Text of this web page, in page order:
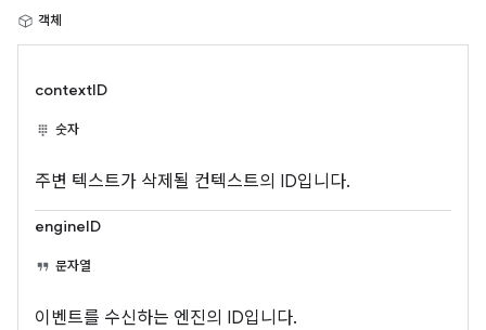
객체
contextID
숫자
주변 텍스트가 삭제될 컨텍스트의 ID입니다.
engineID
문자열
이벤트를 수신하는 엔진의 ID입니다.